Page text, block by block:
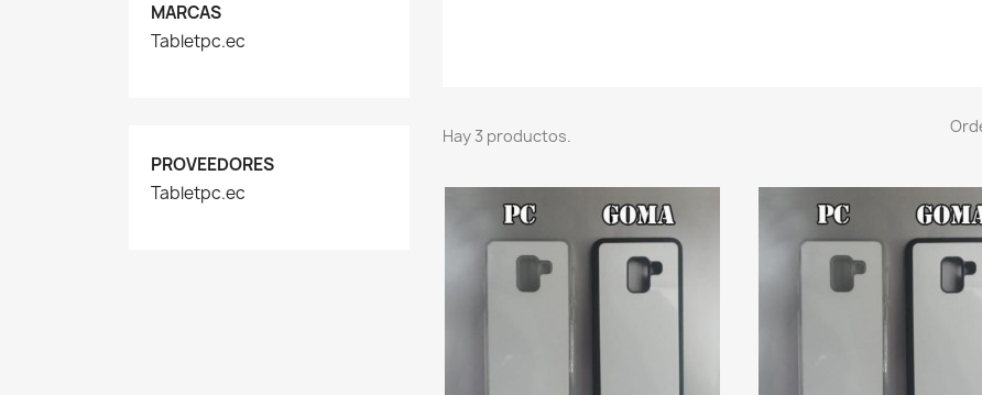
MARCAS
Tabletpc.ec
PROVEEDORES
Tabletpc.ec
Hay 3 productos.